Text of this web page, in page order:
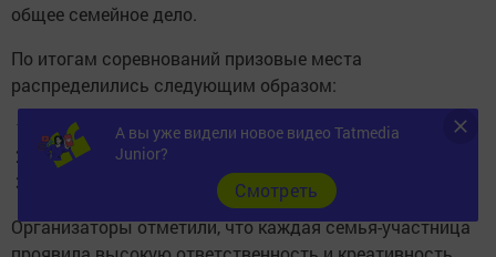
общее семейное дело.
По итогам соревнований призовые места
распределились следующим образом:
1 место — семья Гарайшиных
2 место — семья Исламовых
3 место — семья Назмеевых
Организаторы отметили, что каждая семья-участница
А вы уже видели новое видео Tatmedia
Junior?
Cмотреть